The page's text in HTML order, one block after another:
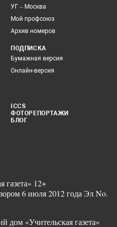
УГ – Москва
Мой профсоюз
Архив номеров
ПОДПИСКА
Бумажная версия
Онлайн-версия
ICCS
ФОТОРЕПОРТАЖИ
БЛОГ
газета» 12+
6 июля 2012 года Эл No.
дом «Учительская газета»